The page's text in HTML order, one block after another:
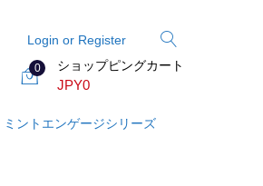
Login or Register
0 ショップピングカート
JPY0
ミントエンゲージシリーズ